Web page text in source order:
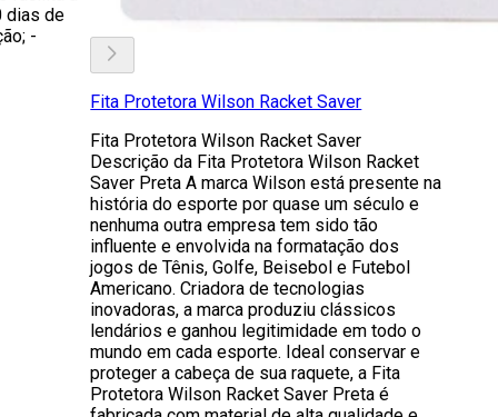
dias de
-
Fita Protetora Wilson Racket Saver
Fita Protetora Wilson Racket Saver
Descrição da Fita Protetora Wilson Racket
Saver Preta A marca Wilson está presente na
história do esporte por quase um século e
nenhuma outra empresa tem sido tão
influente e envolvida na formatação dos
jogos de Tênis, Golfe, Beisebol e Futebol
Americano. Criadora de tecnologias
inovadoras, a marca produziu clássicos
lendários e ganhou legitimidade em todo o
mundo em cada esporte. Ideal conservar e
proteger a cabeça de sua raquete, a Fita
Protetora Wilson Racket Saver Preta é